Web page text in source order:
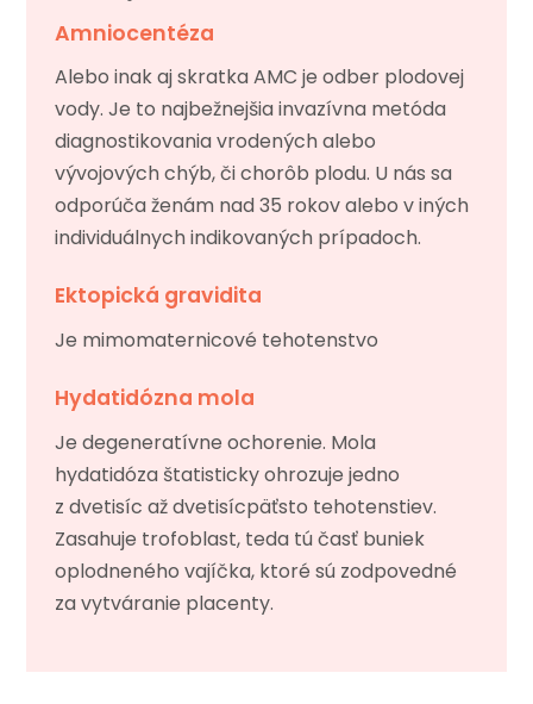
Amniocentéza
Alebo inak aj skratka AMC je odber plodovej
vody. Je to najbežnejšia invazívna metóda
diagnostikovania vrodených alebo
vývojových chýb, či chorôb plodu. U nás sa
odporúča ženám nad 35 rokov alebo v iných
individuálnych indikovaných prípadoch.
Ektopická gravidita
Je mimomaternicové tehotenstvo
Hydatidózna mola
Je degeneratívne ochorenie. Mola
hydatidóza štatisticky ohrozuje jedno
z dvetisíc až dvetisícpäťsto tehotenstiev.
Zasahuje trofoblast, teda tú časť buniek
oplodneného vajíčka, ktoré sú zodpovedné
za vytváranie placenty.